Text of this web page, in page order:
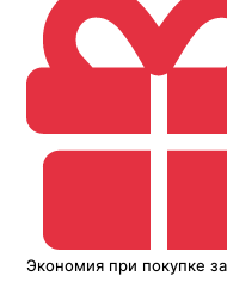
Экономия при покупке